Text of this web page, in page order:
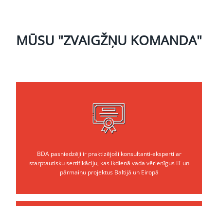
MŪSU "ZVAIGŽŅU KOMANDA"
BDA pasniedzēji ir praktizējoši konsultanti-eksperti ar
starptautisku sertifikāciju, kas ikdienā vada vērienīgus IT un
pārmaiņu projektus Baltijā un Eiropā